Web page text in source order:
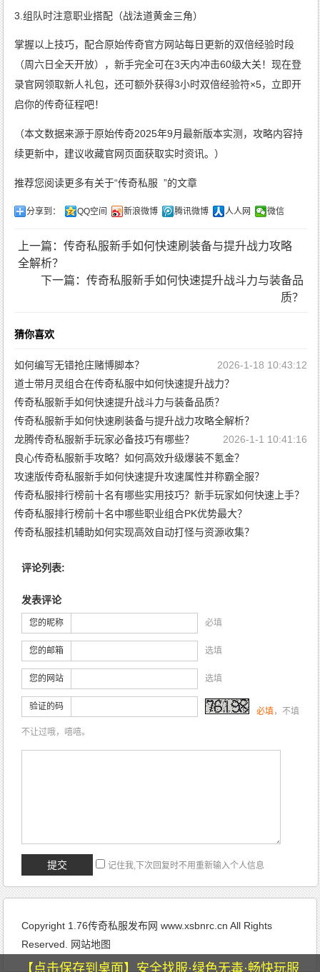
3.组队时注意职业搭配（战法道黄金三角）
掌握以上技巧，配合原始传奇官方网站每日更新的双倍经验时段
（周六日全天开放），新手完全可在3天内冲击60级大关！现在登
录官网领取新人礼包，还可额外获得3小时双倍经验符×5，立即开
启你的传奇征程吧！
（本文数据来源于原始传奇2025年9月最新版本实测，攻略内容持
续更新中，建议收藏官网页面获取实时资讯。）
推荐您阅读更多有关于“传奇私服 ”的文章
分享到： QQ空间 新浪微博 腾讯微博 人人网 微信
上一篇：传奇私服新手如何快速刷装备与提升战力攻略
全解析？
下一篇：传奇私服新手如何快速提升战斗力与装备品
质？
猜你喜欢
如何编写无错抢庄赌博脚本？
2026-1-18 10:43:12
道士带月灵组合在传奇私服中如何快速提升战力？
2026-1-13 10:43:28
传奇私服新手如何快速提升战斗力与装备品质？
2026-1-5 19:56:55
传奇私服新手如何快速刷装备与提升战力攻略全解析？
2026-1-5 19:52:31
龙腾传奇私服新手玩家必备技巧有哪些？
2026-1-1 10:41:16
良心传奇私服新手攻略？如何高效升级爆装不氪金？
2025-12-31 10:45:34
攻速版传奇私服新手如何快速提升攻速属性并称霸全服？
2025-12-29 10:43:33
传奇私服排行榜前十名有哪些实用技巧？新手玩家如何快速上手？
2025-12-24 10:45:44
传奇私服排行榜前十名中哪些职业组合PK优势最大？
2025-12-24 10:43:33
传奇私服挂机辅助如何实现高效自动打怪与资源收集？
评论列表:
发表评论
您的昵称 必填
您的邮箱 选填
您的网站 选填
验证的码 必填，不填
不让过哦，嘻嘻。
记住我,下次回复时不用重新输入个人信息
Copyright 1.76传奇私服发布网 www.xsbnrc.cn All Rights
Reserved. 网站地图
【点击保存到桌面】安全找服·绿色无毒·畅快玩服